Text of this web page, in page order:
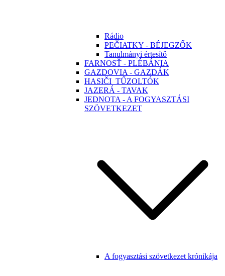
Rádio
PEČIATKY - BÉJEGZŐK
Tanulmányi értesítő
FARNOSŤ - PLÉBÁNIA
GAZDOVIA - GAZDÁK
HASIČI_TŰZOLTÓK
JAZERÁ - TAVAK
JEDNOTA - A FOGYASZTÁSI
SZÖVETKEZET
A fogyasztási szövetkezet krónikája